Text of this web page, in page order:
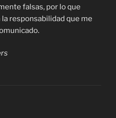
falsas, por lo que
responsabilidad que me